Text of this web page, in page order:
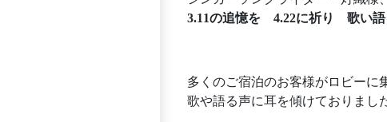
3.11の追憶を 4.22に祈り 歌い語
多くのご宿泊のお客様がロビーに
歌や語る声に耳を傾けておりまし